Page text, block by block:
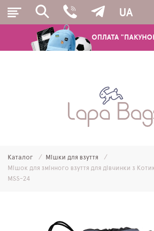
ОПЛАТА
UA
ШКІЛЬНІ РЮКЗАКИ ТА РАНЦІ
МОЛОДІЖНІ РЮКЗАКИ
Каталог
Мішки для взуття
Мішок для змінного взуття для дівчинки з
MSS-24